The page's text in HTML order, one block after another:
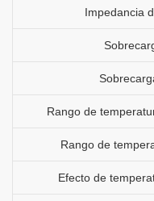
Impedancia
Rango de
Rango de
Efecto de